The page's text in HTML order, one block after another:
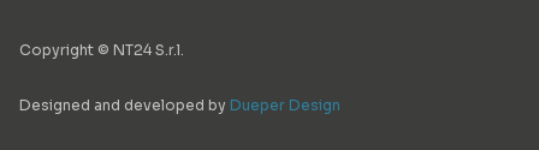
Copyright © NT24 S.r.l.
Designed and developed by Dueper Design